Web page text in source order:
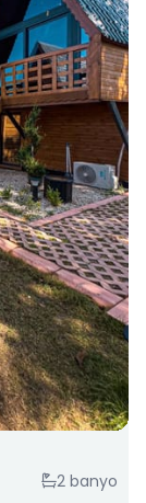
2 banyo